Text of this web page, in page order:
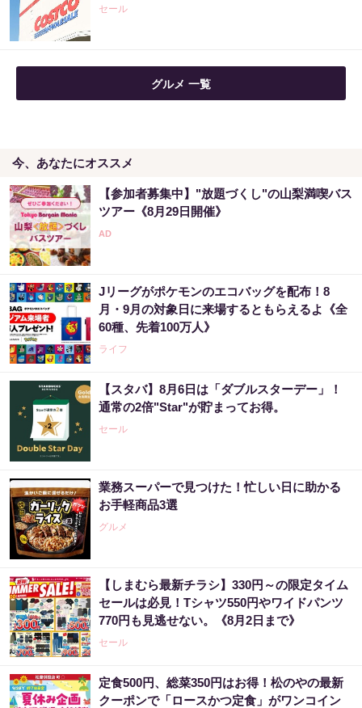
セール
グルメ 一覧
今、あなたにオススメ
【参加者募集中】"放題づくし"の山梨満喫バス
ツアー《8月29日開催》
Jリーグがポケモンのエコバッグを配布！8
月・9月の対象日に来場するともらえるよ《全
60種、先着100万人》
ライフ
【スタバ】8月6日は「ダブルスターデー」！
通常の2倍"Star"が貯まってお得。
セール
業務スーパーで見つけた！忙しい日に助かる
お手軽商品3選
グルメ
【しまむら最新チラシ】330円～の限定タイム
セールは必見！Tシャツ550円やワイドパンツ
770円も見逃せない。《8月2日まで》
セール
定食500円、総菜350円はお得！松のやの最新
クーポンで「ロースかつ定食」がワンコイン